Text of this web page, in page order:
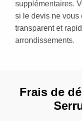
supplémentaires.
si le devis ne vous
transparent et
arrondissements.
Frais de